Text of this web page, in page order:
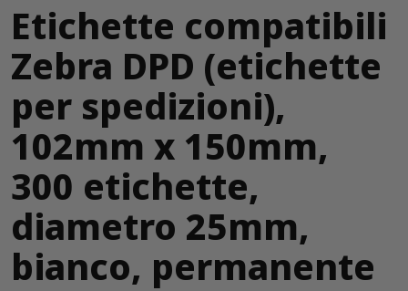
Etichette compatibili
Zebra DPD (etichette
per spedizioni),
102mm x 150mm,
300 etichette,
diametro 25mm,
bianco, permanente